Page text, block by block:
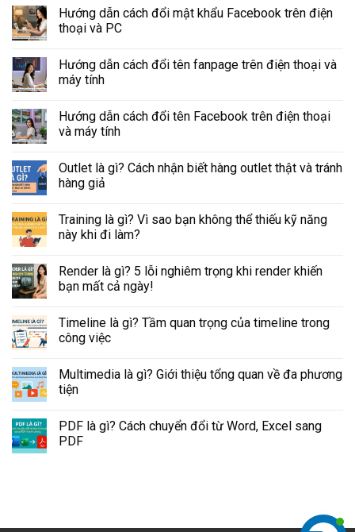
Hướng dẫn cách đổi mật khẩu Facebook trên điện
thoại và PC
Hướng dẫn cách đổi tên fanpage trên điện thoại và
máy tính
Hướng dẫn cách đổi tên Facebook trên điện thoại
và máy tính
Outlet là gì? Cách nhận biết hàng outlet thật và tránh
hàng giả
Training là gì? Vì sao bạn không thể thiếu kỹ năng
này khi đi làm?
Render là gì? 5 lỗi nghiêm trọng khi render khiến
bạn mất cả ngày!
Timeline là gì? Tầm quan trọng của timeline trong
công việc
Multimedia là gì? Giới thiệu tổng quan về đa phương
tiện
PDF là gì? Cách chuyển đổi từ Word, Excel sang
PDF